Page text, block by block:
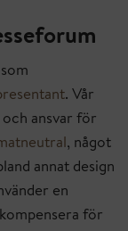
. Vår
och ansvar för
, något
annat design
en
för